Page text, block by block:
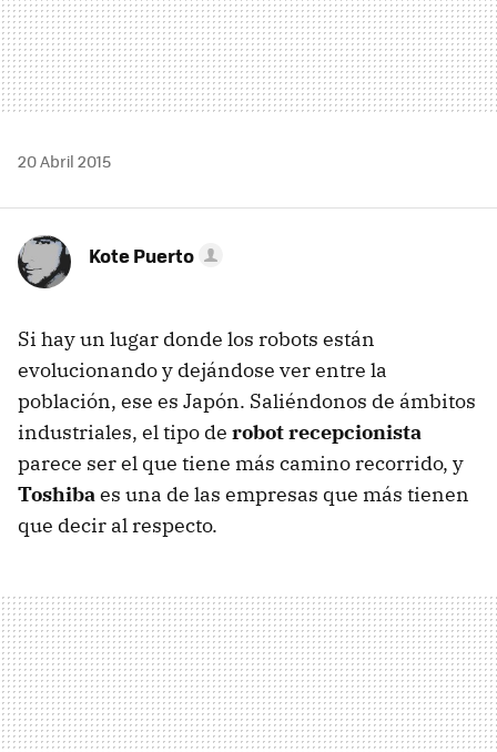
20 Abril 2015
Kote Puerto
Si hay un lugar donde los robots están
evolucionando y dejándose ver entre la
población, ese es Japón. Saliéndonos de ámbitos
industriales, el tipo de robot recepcionista
parece ser el que tiene más camino recorrido, y
Toshibaes una de las empresas que más tienen
que decir al respecto.